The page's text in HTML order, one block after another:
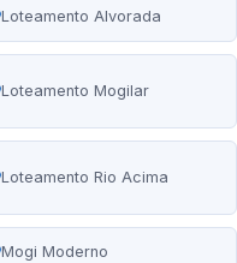
Loteamento Alvorada
Loteamento Mogilar
Loteamento Rio Acima
Mogi Moderno